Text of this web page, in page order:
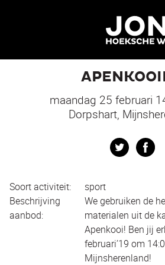
maandag 25 februari
Dorpshart,
Twitter
Soort activiteit:
sport
Beschrijving
aanbod:
We gebruiken de
materialen uit de
Apenkooi! Ben jij
februari’19 om
Mijnsherenland!